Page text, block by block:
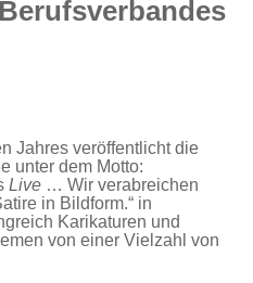
Jahres veröffentlicht die
unter dem Motto:
Live … Wir verabreichen
in Bildform.“ in
Karikaturen und
von einer Vielzahl von